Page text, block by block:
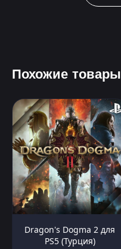
Похожие товары
Dragon's Dogma 2 для
PS5 (Турция)